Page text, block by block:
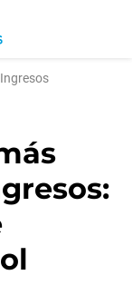
Ingresos